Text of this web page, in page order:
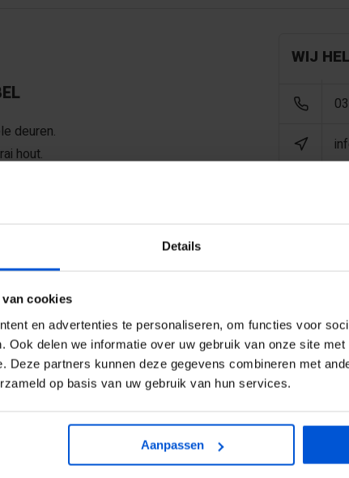
Details
cookies
en advertenties te personaliseren, om functies voor
Ook delen we informatie over uw gebruik van onze site
Deze partners kunnen deze gegevens combineren met
op basis van uw gebruik van hun services.
Aanpassen
deuren.
hout.
cm
tuinpalen van 11 x 11 cm,
poortdeuren. Bestel
WIJ